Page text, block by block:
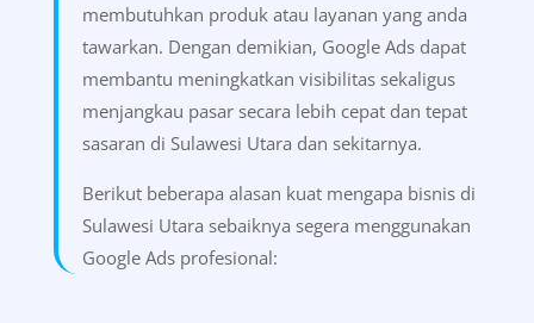
membutuhkan produk atau layanan yang anda
tawarkan. Dengan demikian, Google Ads dapat
membantu meningkatkan visibilitas sekaligus
menjangkau pasar secara lebih cepat dan tepat
sasaran di Sulawesi Utara dan sekitarnya.
Berikut beberapa alasan kuat mengapa bisnis di
Sulawesi Utara sebaiknya segera menggunakan
Google Ads profesional: